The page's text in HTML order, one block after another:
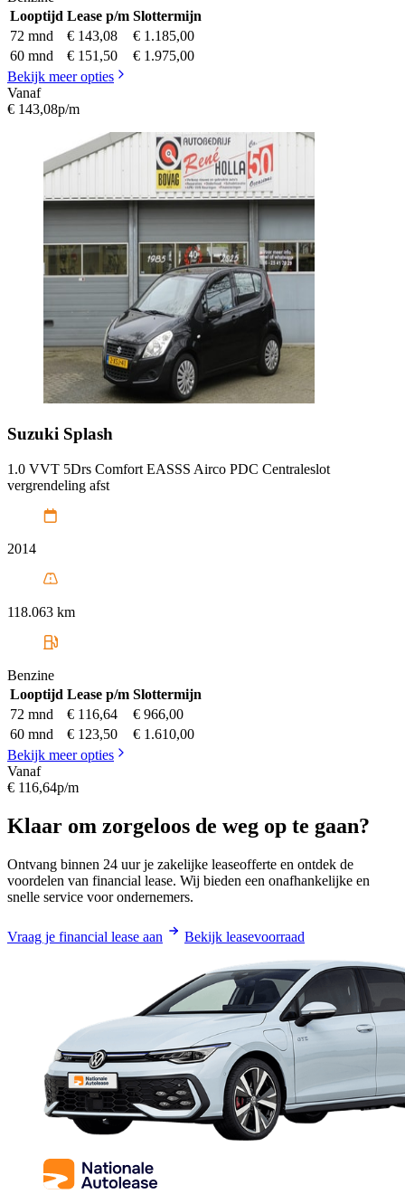
Looptijd Lease p/m Slottermijn
72 mnd
€ 143,08
€ 1.185,00
60 mnd
€ 151,50
€ 1.975,00
Bekijk meer opties
Vanaf
€ 143,08p/m
Suzuki Splash
1.0 VVT 5Drs Comfort EASSS Airco PDC Centraleslot
vergrendeling afst
2014
118.063 km
Benzine
Looptijd Lease p/m Slottermijn
72 mnd
€ 116,64
€ 966,00
60 mnd
€ 123,50
€ 1.610,00
Bekijk meer opties
Vanaf
€ 116,64p/m
Klaar om zorgeloos de weg op te gaan?
Ontvang binnen 24 uur je zakelijke leaseofferte en ontdek de
voordelen van financial lease. Wij bieden een onafhankelijke en
snelle service voor ondernemers.
Vraag je financial lease aan Bekijk leasevoorraad